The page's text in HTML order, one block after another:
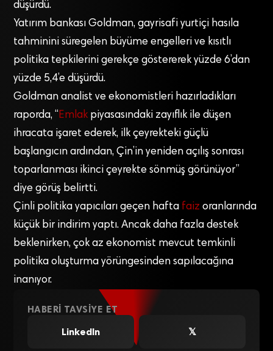
düşürdü.
Yatırım bankası Goldman, gayrisafi yurtiçi hasıla
tahminini süregelen büyüme engelleri ve kısıtlı
politika tepkilerini gerekçe göstererek yüzde 6’dan
yüzde 5,4’e düşürdü.
Goldman analist ve ekonomistleri hazırladıkları
raporda, “Emlak piyasasındaki zayıflık ile düşen
ihracata işaret ederek, ilk çeyrekteki güçlü
başlangıcın ardından, Çin’in yeniden açılış sonrası
toparlanması ikinci çeyrekte sönmüş görünüyor”
diye görüş belirtti.
Çinli politika yapıcıları geçen hafta faiz oranlarında
küçük bir indirim yaptı. Ancak daha fazla destek
beklenirken, çok az ekonomist mevcut temkinli
politika oluşturma yörüngesinden sapılacağına
inanıyor.
HABERI TAVSIYE ET
LinkedIn
𝕏